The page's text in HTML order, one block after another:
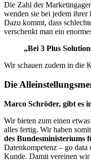
Die Zahl der
wenden sie bei jedem
Dazu kommt, dass
verschenkt man ein
„Bei 3 Plus
Wir schauen zudem in die
Die
Marco Schröder, gibt es
Wir bieten zum einen
alles fertig. Wir haben
des
Datenkompetenz – go
Kunde. Damit vereinen wir